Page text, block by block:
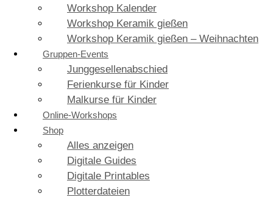
Workshop Kalender
Workshop Keramik gießen
Workshop Keramik gießen – Weihnachten
Gruppen-Events
Junggesellenabschied
Ferienkurse für Kinder
Malkurse für Kinder
Online-Workshops
Shop
Alles anzeigen
Digitale Guides
Digitale Printables
Plotterdateien